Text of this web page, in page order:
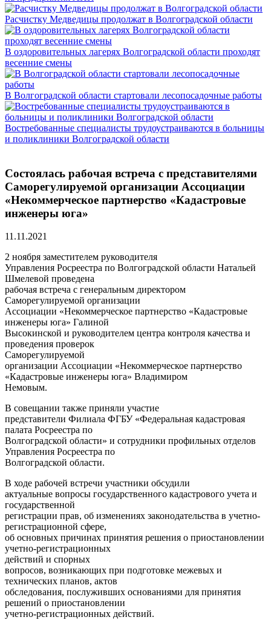
Расчистку Медведицы продолжат в Волгоградской области
В оздоровительных лагерях Волгоградской области проходят
весенние смены
В Волгоградской области стартовали лесопосадочные работы
Востребованные специалисты трудоустраиваются в больницы
и поликлиники Волгоградской области
Состоялась рабочая встреча с представителями
Саморегулируемой организации Ассоциации
«Некоммерческое партнерство «Кадастровые
инженеры юга»
11.11.2021
2 ноября заместителем руководителя
Управления Росреестра по Волгоградской области Натальей
Шмелевой проведена
рабочая встреча с генеральным директором
Саморегулируемой организации
Ассоциации «Некоммерческое партнерство «Кадастровые
инженеры юга» Галиной
Высокинской и руководителем центра контроля качества и
проведения проверок
Саморегулируемой
организации Ассоциации «Некоммерческое партнерство
«Кадастровые инженеры юга» Владимиром
Немовым.
В совещании также приняли участие
представители Филиала ФГБУ «Федеральная кадастровая
палата Росреестра по
Волгоградской области» и сотрудники профильных отделов
Управления Росреестра по
Волгоградской области.
В ходе рабочей встречи участники обсудили
актуальные вопросы государственного кадастрового учета и
государственной
регистрации прав, об изменениях законодательства в учетно-
регистрационной сфере,
об основных причинах принятия решения о приостановлении
учетно-регистрационных
действий и спорных
вопросов, возникающих при подготовке межевых и
технических планов, актов
обследования, послуживших основаниями для принятия
решений о приостановлении
учетно-регистрационных действий.